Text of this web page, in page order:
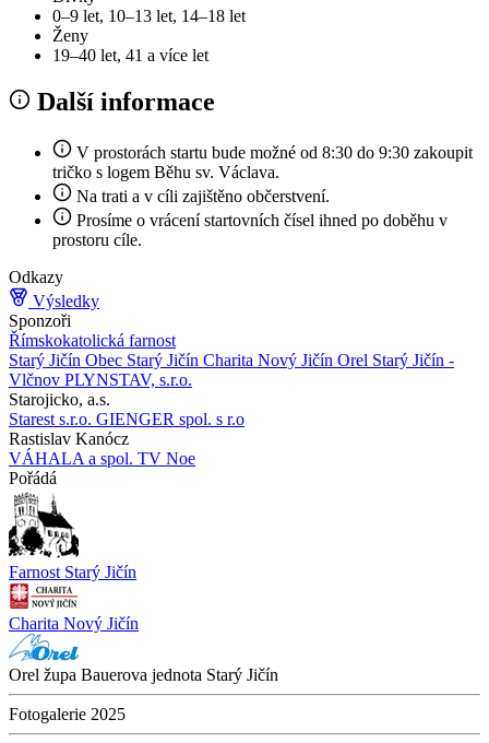
0–9 let, 10–13 let, 14–18 let
Ženy
19–40 let, 41 a více let
Další informace
V prostorách startu bude možné od 8:30 do 9:30 zakoupit
tričko s logem Běhu sv. Václava.
Na trati a v cíli zajištěno občerstvení.
Prosíme o vrácení startovních čísel ihned po doběhu v
prostoru cíle.
Odkazy
Výsledky
Sponzoři
Římskokatolická farnost
Starý Jičín Obec Starý Jičín Charita Nový Jičín Orel Starý Jičín -
Vlčnov PLYNSTAV, s.r.o.
Starojicko, a.s.
Starest s.r.o. GIENGER spol. s r.o
Rastislav Kanócz
VÁHALA a spol. TV Noe
Pořádá
Farnost Starý Jičín
Charita Nový Jičín
Orel župa Bauerova jednota Starý Jičín
Fotogalerie 2025